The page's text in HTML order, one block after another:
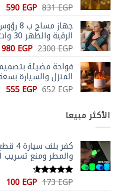
831EGP السعر
هو:
831 EGP.
590EGP
جهاز
الرقبة والظهر 30 وات
2300EGP السعر
هو:
2300 EGP.
980EGP
فواحة مضيئة
المنزل والسيارة بسعة
652EGP السعر555EGP
الأكثر مبيعا
كفر
والمطر ومنع
تم التقييم
173EGP السعر100EGP